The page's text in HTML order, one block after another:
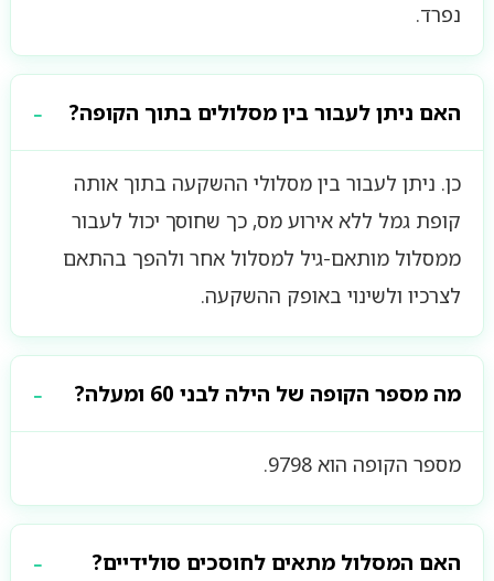
נפרד.
האם ניתן לעבור בין מסלולים בתוך הקופה?
כן. ניתן לעבור בין מסלולי ההשקעה בתוך אותה
קופת גמל ללא אירוע מס, כך שחוסך יכול לעבור
ממסלול מותאם-גיל למסלול אחר ולהפך בהתאם
לצרכיו ולשינוי באופק ההשקעה.
מה מספר הקופה של הילה לבני 60 ומעלה?
מספר הקופה הוא 9798.
האם המסלול מתאים לחוסכים סולידיים?